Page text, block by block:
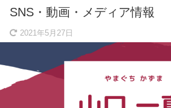
SNS・動画・メディア情報
2021年5月27日